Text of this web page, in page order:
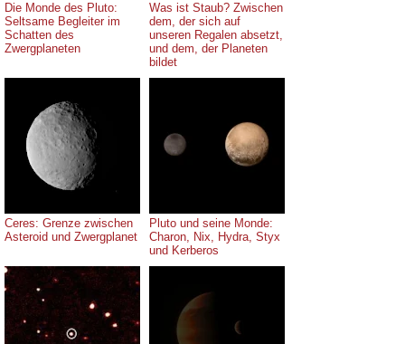
Die Monde des Pluto:
Seltsame Begleiter im
Schatten des
Zwergplaneten
Was ist Staub? Zwischen
dem, der sich auf
unseren Regalen absetzt,
und dem, der Planeten
bildet
Ceres: Grenze zwischen
Asteroid und Zwergplanet
Pluto und seine Monde:
Charon, Nix, Hydra, Styx
und Kerberos